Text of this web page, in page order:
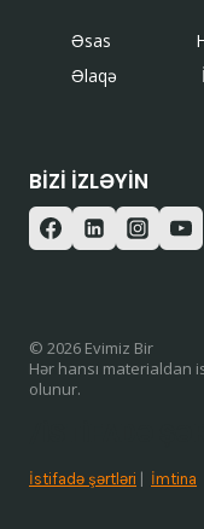
Əsas
Əlaqə
BIZI IZLƏYIN
© 2026 Evimiz Bir
Hər hansı materialdan
olunur.
İstifadə şərtləri İmtina